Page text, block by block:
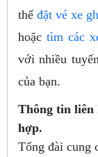
thể đặt vé xe
hoặc tìm các
với nhiều
của bạn.
Thông tin liên
hợp.
Tổng đài cung